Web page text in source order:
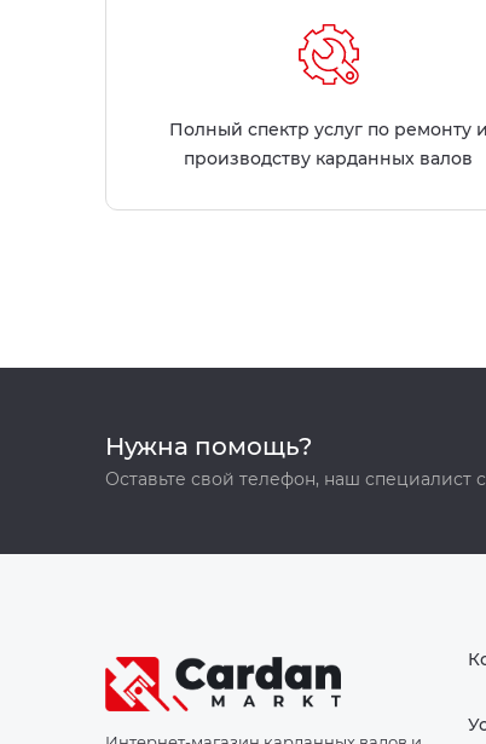
Полный спектр услуг по ремонту и
производству карданных валов
Нужна помощь?
Оставьте свой телефон, наш специалист